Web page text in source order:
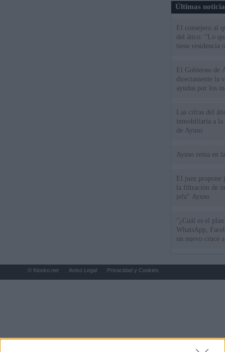
Últimas
El consejero al
del ático: "Lo
tiene residencia
El Gobierno de
directamente la
ayudas por los
Las cifras del
inmobiliaria a la
de Ayuso
Ayuso reina en
El juez propone
la filtración de
jefa" Ayuso
"¿Cuál es el
WhatsApp,
un nuevo cruce
© Kiosko.net Aviso Legal Privacidad y Cookies